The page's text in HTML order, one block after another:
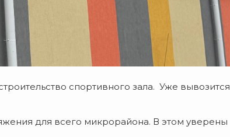
спортивного зала. Уже вывозится
для всего микрорайона. В этом уверены